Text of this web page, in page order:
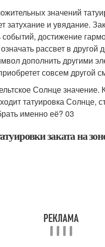
значений
затухание и увядание.
событий, достижение
рассвет в другой
дополнить другими
совсем другой
заката на